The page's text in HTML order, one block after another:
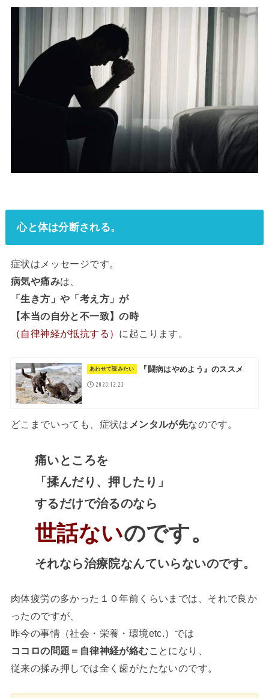
心と体は分断される。
症状はメッセージです。
病気や痛みは、
「生き方」や「考え方」が
【本当の自分と不一致】の時
（自律神経が抵抗する） に起こります。
『闘病はやめよう』のススメ
2020.12.23
どこまでいっても、症状は メンタルが先なのです。
痛いところを
「揉んだり、押したり」
するだけで治るのなら
世話ないのです。
それなら治療院なんていらないのです。
肉体疲労の多かった１０年前くらいまでは、それで良か
ったのですが、
昨今の事情（社会・栄養・環境etc.）では
ココロの問題＝自律神経が絡むことになり、
従来の揉み押しでは全く歯がたたないのです。